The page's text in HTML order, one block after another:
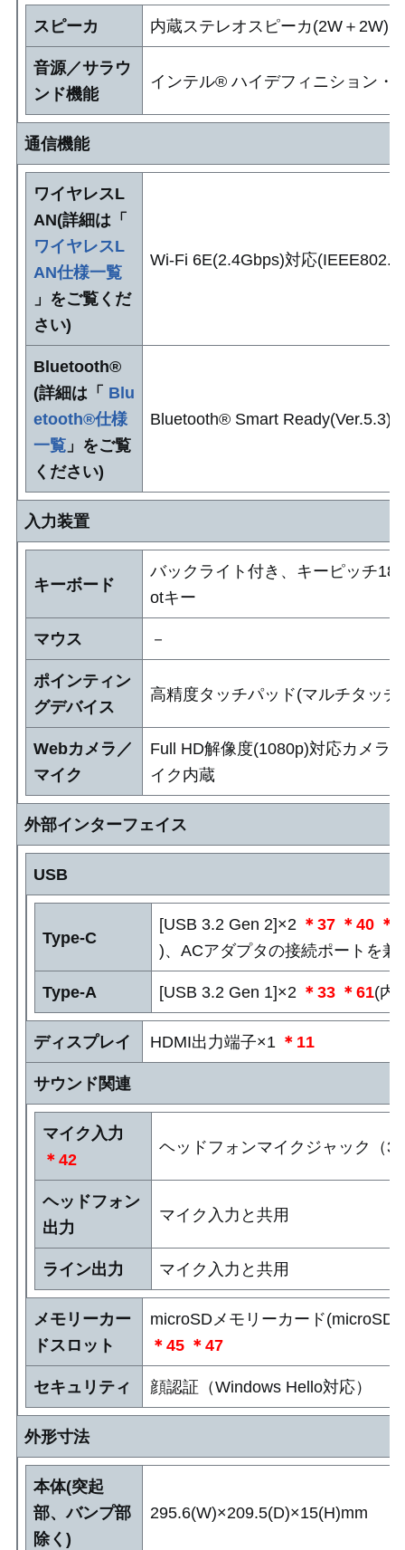
スピーカ 内蔵ステレオスピーカ(2W＋2W)
音源／サラウ
ンド機能
インテル® ハイデフィニション・
通信機能
ワイヤレスL
AN(詳細は「
ワイヤレスL
AN仕様一覧
」をご覧くだ
さい)
Wi-Fi 6E(2.4Gbps)対応
Bluetooth®
(詳細は「 Blu
etooth®仕様
一覧 」をご覧
ください)
Bluetooth® Smart Ready(Ver.5.3)
入力装置
キーボード
バックライト付き、キーピッチ
otキー
マウス －
ポインティン
グデバイス
高精度タッチパッド(マルチタッ
Webカメラ／
マイク
Full HD解像度(1080p)対応カメラ
イク内蔵
外部インターフェイス
USB
Type-C
[USB 3.2 Gen 2]×2 ＊37 ＊40 ＊
)、ACアダプタの接続ポートを
Type-A [USB 3.2 Gen 1]×2 ＊33 ＊61(内
ディスプレイ HDMI出力端子×1 ＊11
サウンド関連
マイク入力
＊42
ヘッドフォンマイクジャック（
ヘッドフォン
出力
マイク入力と共用
ライン出力 マイク入力と共用
メモリーカー
ドスロット
microSDメモリーカード
＊45 ＊47
セキュリティ 顔認証（Windows Hello対応）
外形寸法
本体(突起
部、バンプ部
除く)
295.6(W)×209.5(D)×15(H)mm